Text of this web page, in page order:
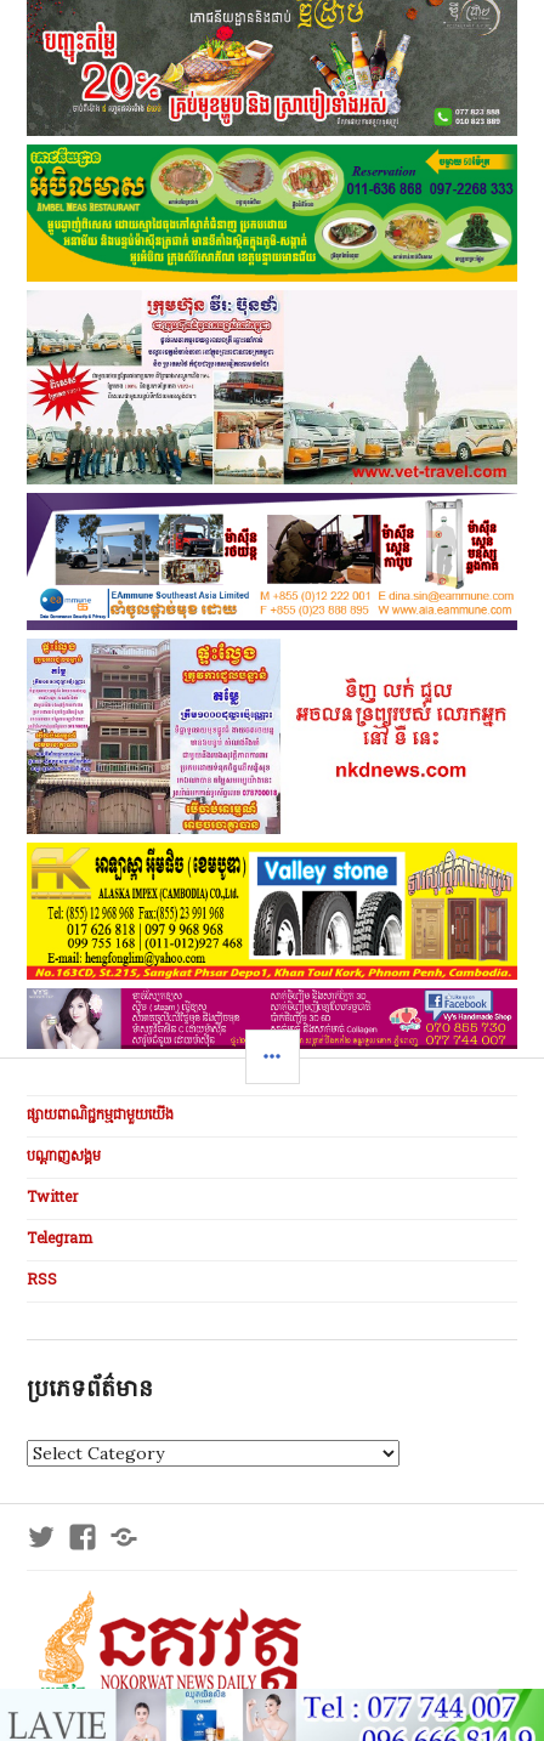
SIDEBAR
ផ្សាយពាណិជ្ជកម្មជាមួយយើង
បណ្ដាញសង្គម
Twitter
Telegram
RSS
ប្រភេទព័ត៌មាន
ប្
រ
ព័
TwitterFacebook